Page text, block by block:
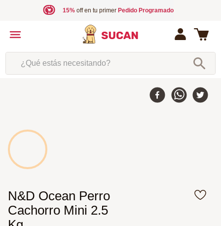
15%off en tu primer Pedido Programado
¿Qué estás necesitando?
N&D Ocean Perro
Cachorro Mini 2.5